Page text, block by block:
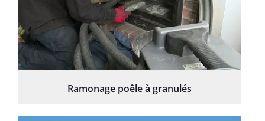
Ramonage poêle à granulés